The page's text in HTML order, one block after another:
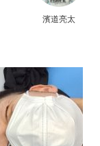
濱道亮太